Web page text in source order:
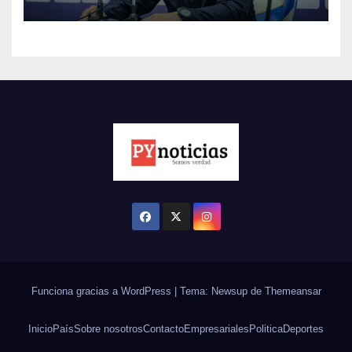
Funciona gracias a WordPress | Tema: Newsup de Themeansar
InicioPaísSobre nosotrosContactoEmpresariales PoliticaDeportes